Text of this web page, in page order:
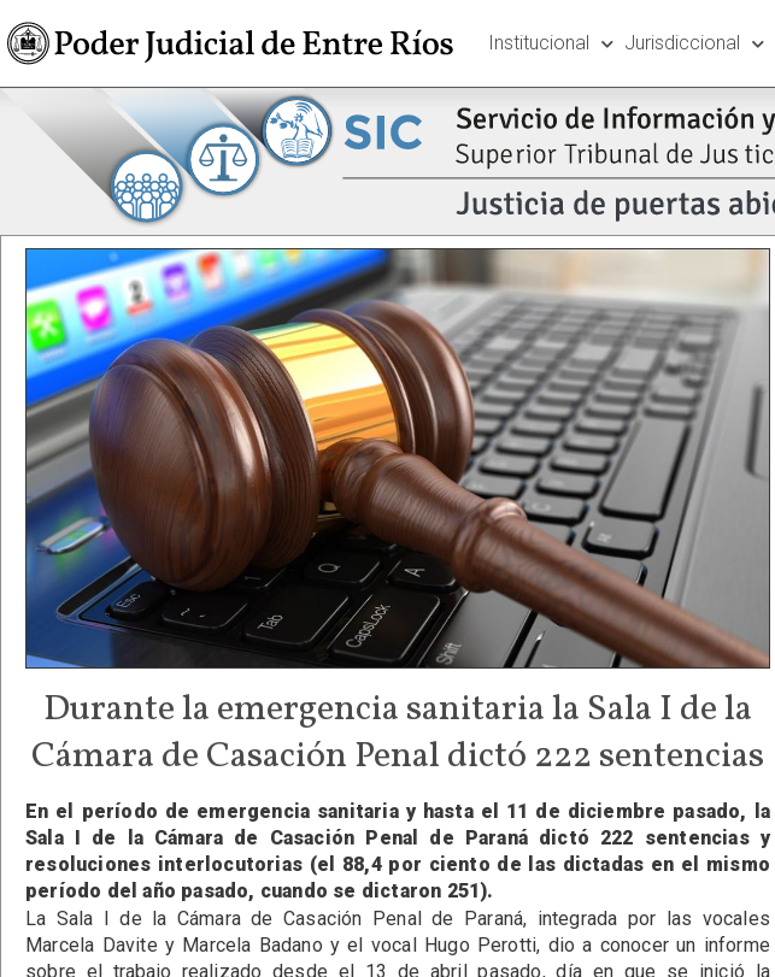
Institucional Jurisdiccional
Durante la emergencia sanitaria la Sala I de la
Cámara de Casación Penal dictó 222 sentencias
En el período de emergencia sanitaria y hasta el 11 de diciembre pasado, la
Sala I de la Cámara de Casación Penal de Paraná dictó 222 sentencias y
resoluciones interlocutorias (el 88,4 por ciento de las dictadas en el mismo
período del año pasado, cuando se dictaron 251).
La Sala I de la Cámara de Casación Penal de Paraná, integrada por las vocales
Marcela Davite y Marcela Badano y el vocal Hugo Perotti, dio a conocer un informe
sobre el trabajo realizado desde el 13 de abril pasado, día en que se inició la